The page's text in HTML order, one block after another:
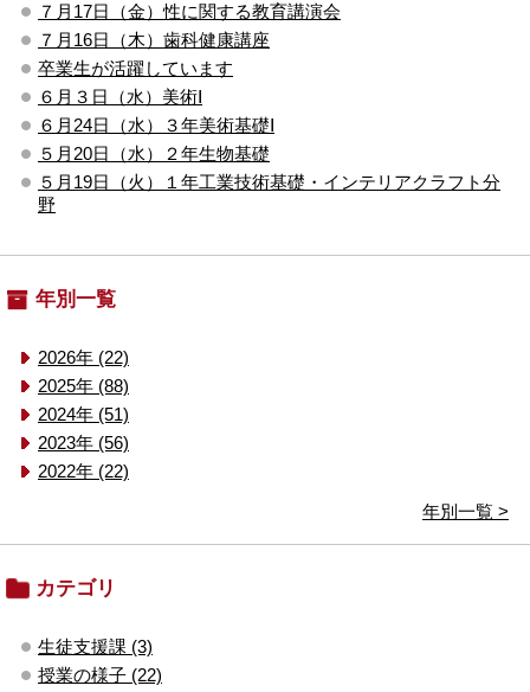
７月17日（金）性に関する教育講演会
７月16日（木）歯科健康講座
卒業生が活躍しています
６月３日（水）美術Ⅰ
６月24日（水）３年美術基礎Ⅰ
５月20日（水）２年生物基礎
５月19日（火）１年工業技術基礎・インテリアクラフト分
野
年別一覧
2026年 (22)
2025年 (88)
2024年 (51)
2023年 (56)
2022年 (22)
年別一覧 >
カテゴリ
生徒支援課 (3)
授業の様子 (22)